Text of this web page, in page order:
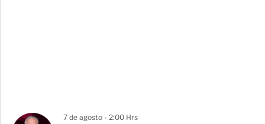
7 de agosto - 2:00 Hrs